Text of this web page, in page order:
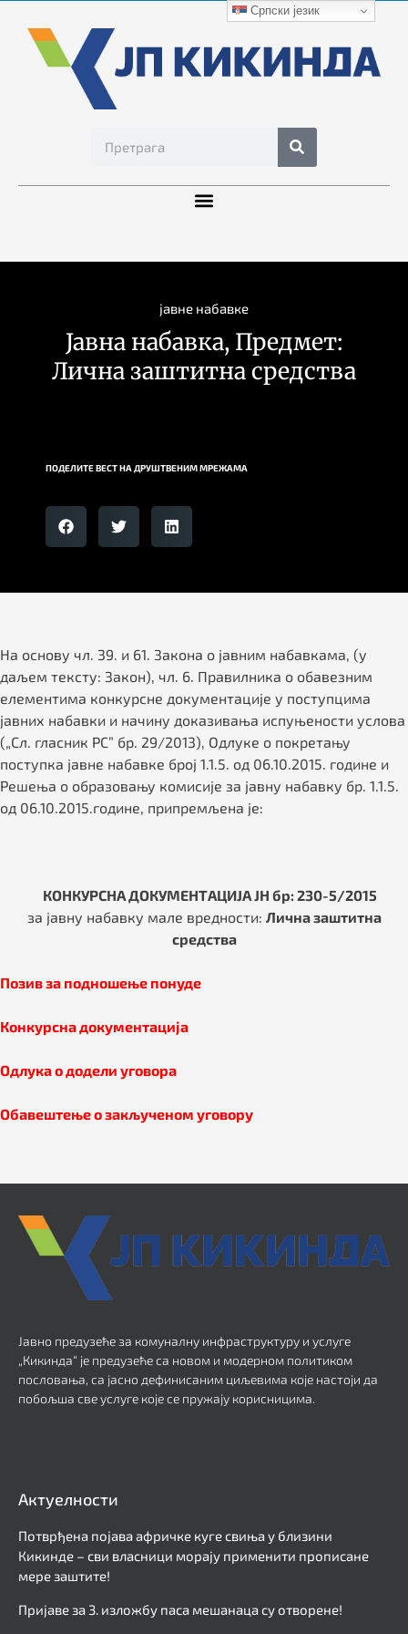
јавне набавке
Јавна набавка, Предмет:
Лична заштитна средства
ПОДЕЛИТЕ ВЕСТ НА ДРУШТВЕНИМ МРЕЖАМА
На основу чл. 39. и 61. Закона о јавним набавкама, (у
даљем тексту: Закон), чл. 6. Правилника о обавезним
елементима конкурсне документације у поступцима
јавних набавки и начину доказивања испуњености услова
(„Сл. гласник РС” бр. 29/2013), Одлуке о покретању
поступка јавне набавке број 1.1.5. од 06.10.2015. године и
Решења о образовању комисије за јавну набавку бр. 1.1.5.
од 06.10.2015.године, припремљена је:
КОНКУРСНА ДОКУМЕНТАЦИЈА ЈН бр: 230-5/2015
за јавну набавку мале вредности: Лична заштитна
средства
Позив за подношење понуде
Конкурсна документација
Одлука о додели уговора
Обавештење о закљученом уговору
Јавно предузеће за комуналну инфраструктуру и услуге
„Кикинда“ је предузеће са новом и модерном политиком
пословања, са јасно дефинисаним циљевима које настоји да
побољша све услуге које се пружају корисницима.
Актуелности
Потврђена појава афричке куге свиња у близини
Кикинде – сви власници морају применити прописане
мере заштите!
Пријаве за 3. изложбу паса мешанаца су отворене!
Српски језик